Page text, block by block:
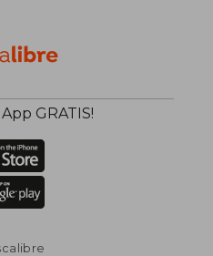
GRATIS!